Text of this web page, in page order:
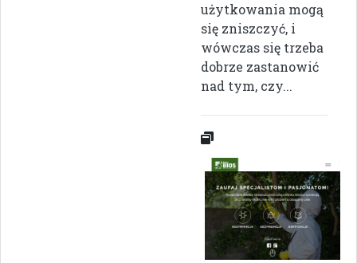
użytkowania mogą
się zniszczyć, i
wówczas się trzeba
dobrze zastanowić
nad tym, czy...